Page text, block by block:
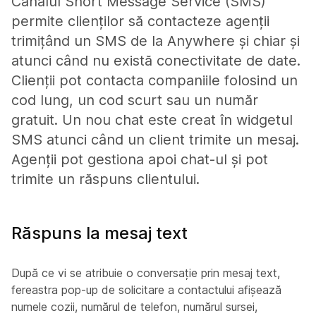
permite clienților să contacteze agenții
trimițând un SMS de la Anywhere și chiar și
atunci când nu există conectivitate de date.
Clienții pot contacta companiile folosind un
cod lung, un cod scurt sau un număr
gratuit. Un nou chat este creat în widgetul
SMS atunci când un client trimite un mesaj.
Agenții pot gestiona apoi chat-ul și pot
trimite un răspuns clientului.
Răspuns la mesaj text
După ce vi se atribuie o conversație prin mesaj text,
fereastra pop-up de solicitare a contactului afișează
numele cozii, numărul de telefon, numărul sursei,